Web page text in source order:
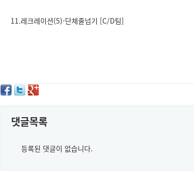
11.레크레이션(5)-단체줄넘기 [C/D팀]
댓글목록
등록된 댓글이 없습니다.